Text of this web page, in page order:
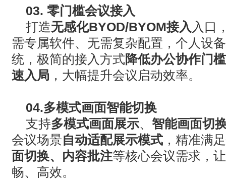
03. 零门槛会议接入
打造无感化BYOD/BYOM接入 入口
需专属软件、无需复杂配置，个人设
统，极简的接入方式降低办公协作门槛
速入局 ，大幅提升会议启动效率。
04.多模式画面智能切换
支持多模式画面展示、 智能画面切
会议场景自动适配展示模式 ，精准满足
面切换、内容批注等核心会议需求，
畅、高效。